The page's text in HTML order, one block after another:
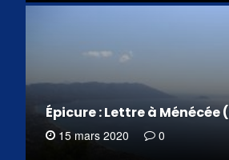
Épicure : Lettre à Ménécée
15 mars 2020 0